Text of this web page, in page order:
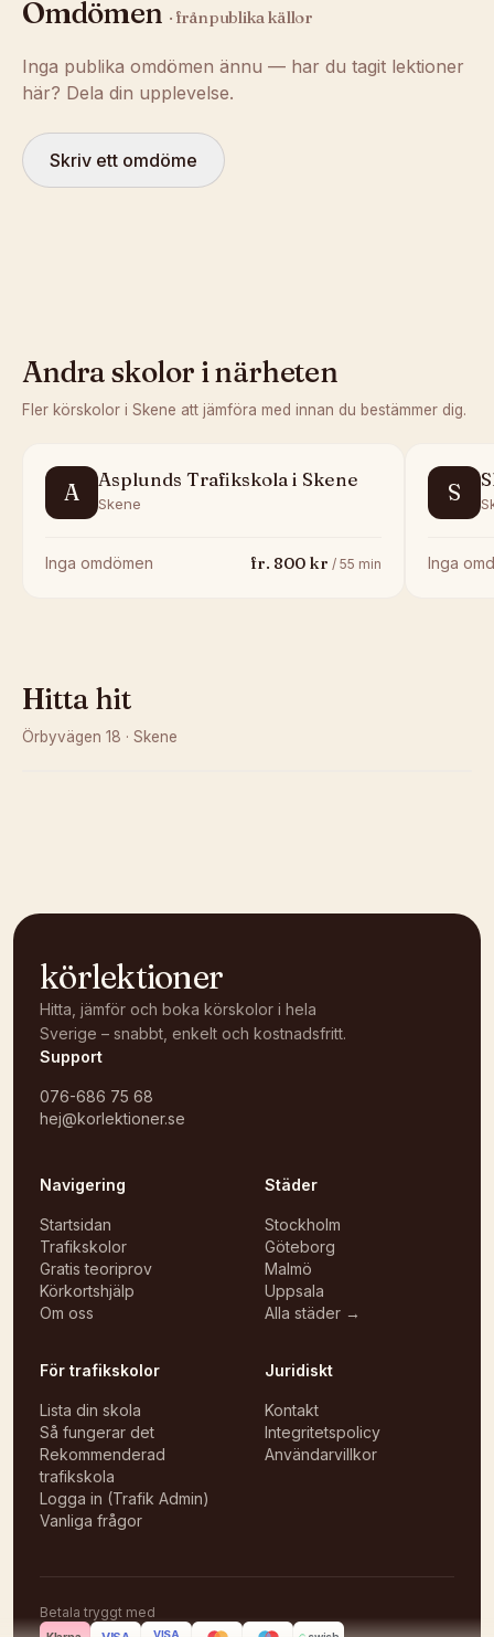
Omdömen · från publika källor
Inga publika omdömen ännu — har du tagit lektioner
här? Dela din upplevelse.
Skriv ett omdöme
Andra skolor i närheten
Fler körskolor i Skene att jämföra med innan du bestämmer dig.
A Asplunds Trafikskola i Skene
Skene
Inga omdömen fr. 800kr / 55 min
S
Inga
Hitta hit
Örbyvägen 18 · Skene
körlektioner
Hitta, jämför och boka körskolor i hela
Sverige – snabbt, enkelt och kostnadsfritt.
Support
076-686 75 68
hej@korlektioner.se
Navigering
Startsidan
Trafikskolor
Gratis teoriprov
Körkortshjälp
Om oss
Städer
Stockholm
Göteborg
Malmö
Uppsala
Alla städer →
För trafikskolor
Lista din skola
Så fungerar det
Rekommenderad
trafikskola
Logga in (Trafik Admin)
Vanliga frågor
Juridiskt
Kontakt
Integritetspolicy
Användarvillkor
Betala tryggt med
VISA